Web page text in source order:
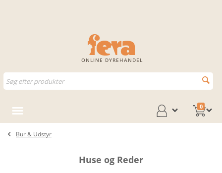
ONLINE DYREHANDEL
0
Bur & Udstyr
Huse og Reder